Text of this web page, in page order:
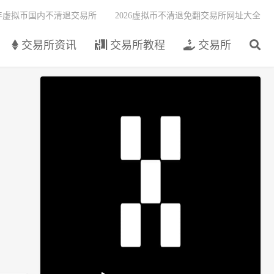
交易所资讯 交易所教程 交易所
虚拟币国内不清退交易所 2026虚拟币不清退免翻交易所网址大全